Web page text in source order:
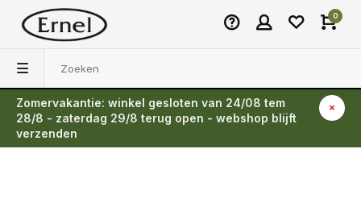
0
Zomervakantie: winkel gesloten van 24/08 tem
28/8 - zaterdag 29/8 terug open - webshop blijft
verzenden
Terug